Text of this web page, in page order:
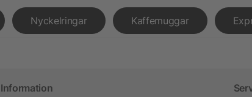
Nyckelringar Kaffemuggar
Information